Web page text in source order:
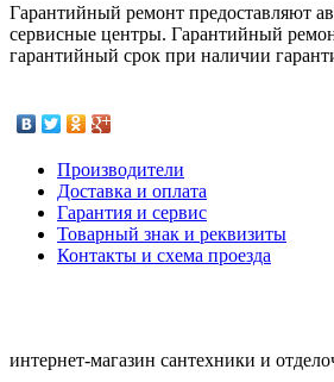
Гарантийный ремонт предоставляют
сервисные центры. Гарантийный
гарантийный срок при наличии
Производители
Доставка и оплата
Гарантия и сервис
Товарный знак и реквизиты
Контакты и схема проезда
интернет-магазин сантехники и